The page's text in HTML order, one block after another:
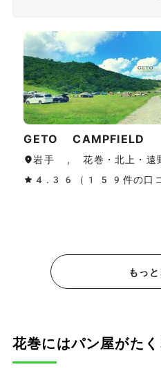
GETO CAMPFIELD
岩手 , 花巻・北上・遠
4.36（159件の口コ
もっ
花巻にはパン屋がたく